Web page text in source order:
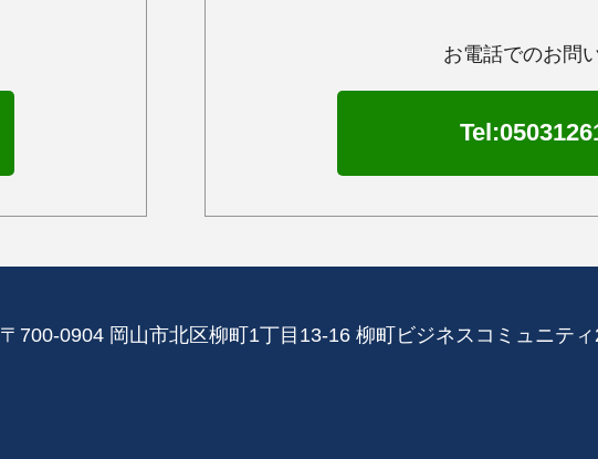
お電話でのお問
〒700-0904 岡山市北区柳町1丁目13‐16 柳町ビジネスコミュニテ